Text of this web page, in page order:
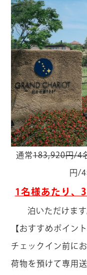
通常183,920円/4
円/
1名様あたり、
泊いただけま
【おすすめポイント
チェックイン前に
荷物を預けて専用